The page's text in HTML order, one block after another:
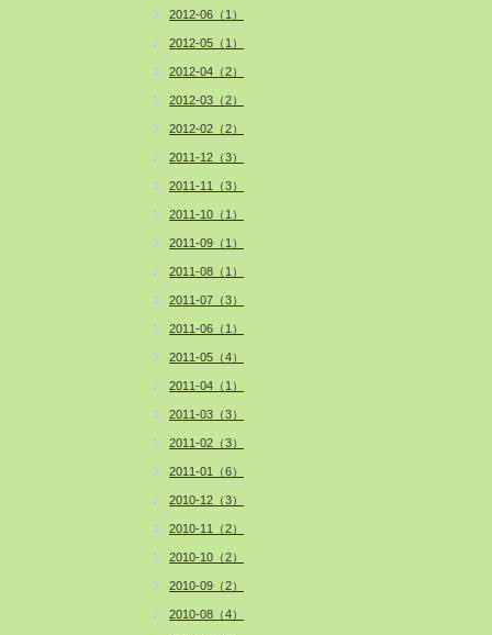
2012-06（1）
2012-05（1）
2012-04（2）
2012-03（2）
2012-02（2）
2011-12（3）
2011-11（3）
2011-10（1）
2011-09（1）
2011-08（1）
2011-07（3）
2011-06（1）
2011-05（4）
2011-04（1）
2011-03（3）
2011-02（3）
2011-01（6）
2010-12（3）
2010-11（2）
2010-10（2）
2010-09（2）
2010-08（4）